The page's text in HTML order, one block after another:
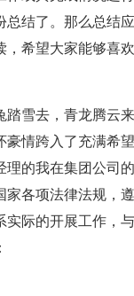
结了。那么总结
希望大家能够喜欢
雪去，青龙腾云
豪情跨入了充满希
的我在集团公司
家各项法律法规，
际的开展工作，